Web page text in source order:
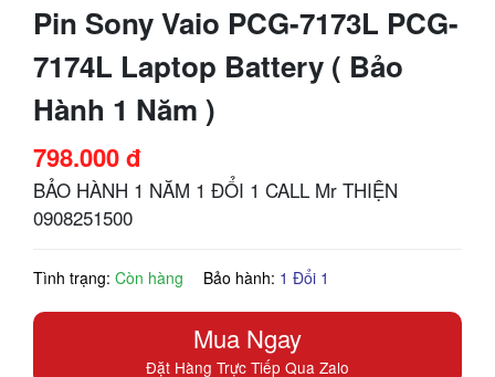
Pin Sony Vaio PCG-7173L PCG-
7174L Laptop Battery ( Bảo
Hành 1 Năm )
798.000 đ
BẢO HÀNH 1 NĂM 1 ĐỔI 1 CALL Mr THIỆN
0908251500
Tình trạng: Còn hàng Bảo hành: 1 Đổi 1
Mua Ngay
Đặt Hàng Trực Tiếp Qua Zalo